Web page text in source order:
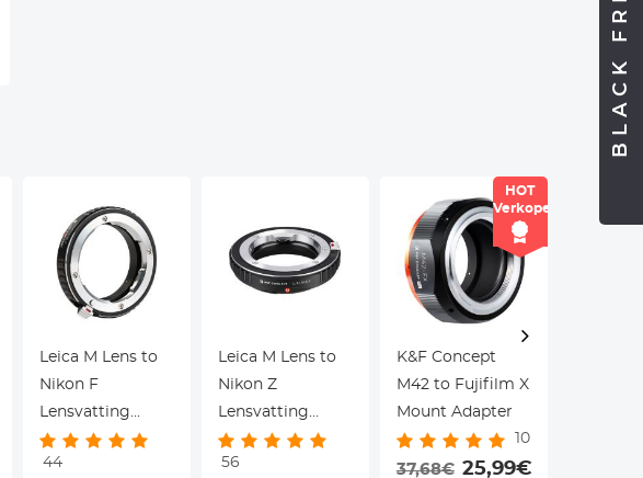
Leica M Lens to
Nikon F
Lensvatting
Adapter K&F
Concept M20171
44
Leica M Lens to
Nikon Z
Lensvatting
Adapter K&F
Concept M20184
56
HOT
Verkoper
K&F Concept
M42 to Fujifilm X
Mount Adapter
10
37,68€ 25,99€